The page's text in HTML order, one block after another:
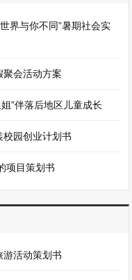
界与你不同”暑期社会实
聚会活动方案
姐”伴落后地区儿童成长
园创业计划书
项目策划书
游活动策划书